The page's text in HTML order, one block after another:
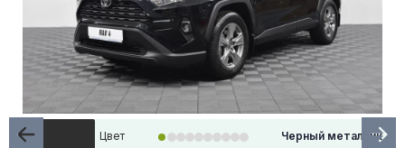
Цвет Черный металлик